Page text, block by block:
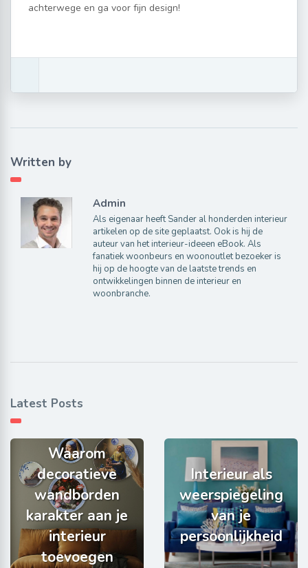
achterwege en ga voor fijn design!
Written by
Admin
Als eigenaar heeft Sander al honderden interieur
artikelen op de site geplaatst. Ook is hij de
auteur van het interieur-ideeen eBook. Als
fanatiek woonbeurs en woonoutlet bezoeker is
hij op de hoogte van de laatste trends en
ontwikkelingen binnen de interieur en
woonbranche.
Latest Posts
Waarom
decoratieve
wandborden
karakter aan je
interieur
toevoegen
Interieur als
weerspiegeling
van je
persoonlijkheid